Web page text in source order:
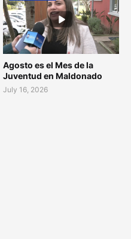
Agosto es el Mes de la
Juventud en Maldonado
July 16, 2026